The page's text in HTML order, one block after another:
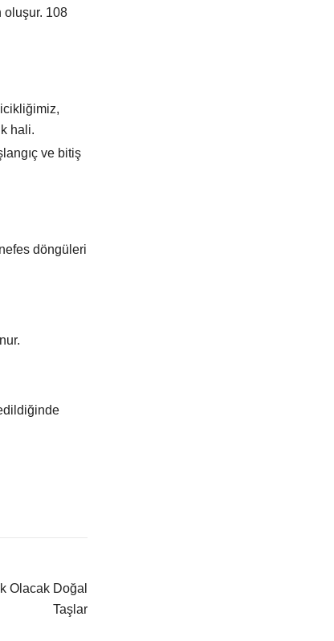
oluşur. 108
hali.
ve bitiş
döngüleri
Olacak Doğal
Taşlar